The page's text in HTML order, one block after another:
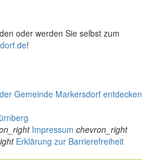
oder werden Sie selbst zum
!
Impressum chevron_right
Erklärung zur Barrierefreiheit